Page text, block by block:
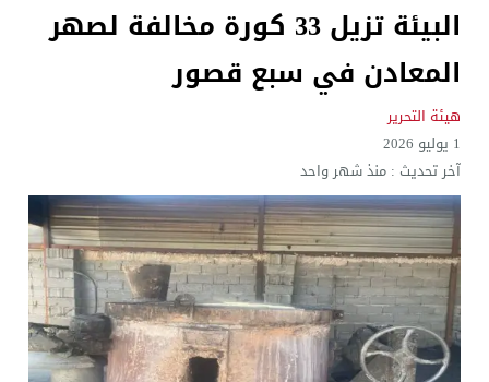
بينهم ضابطان.. توقيف أربعة منتسبين بشرطة
نفوق جماعي”.. تحذير من كارثة بيئية تهدد أهوار
الإطاحة بمتهم وفق المادة 4 إرهاب بعد استدراجه من خارج العراق
العلاج بعد المرض مكلف”..رئيس الوزراء لديوان الرقابة
البيئة تزيل 33 كورة مخالفة لصهر
المعادن في سبع قصور
هيئة التحرير
1 يوليو 2026
آخر تحديث :منذ شهر واحد